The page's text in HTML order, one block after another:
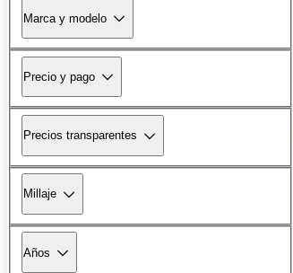
Marca y modelo
Precio y pago
Precios transparentes
Millaje
Años